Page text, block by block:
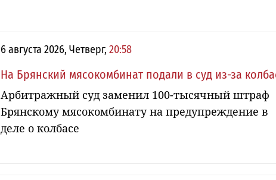
6 августа 2026, Четверг, 20:58
На Брянский мясокомбинат подали в суд из-за
Арбитражный суд заменил 100-тысячный штраф
Брянскому мясокомбинату на предупреждение в
деле о колбасе